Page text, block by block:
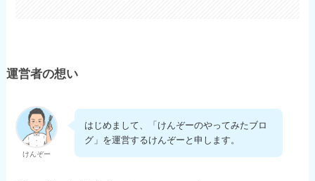
運営者の想い
けんぞー
はじめまして、「けんぞーのやってみたブロ
グ」を運営するけんぞーと申します。